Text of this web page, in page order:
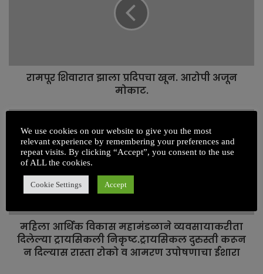
रामपूर शिवारात झाला प्रदिपचा खून. आरोपी अजून
मोकाट.
महिला आर्थिक विकास महामंडळाने व्यवसायाकरीता
दिलेल्या ट्रायसिकली निकृष्ट.ट्रायसिकल दुरुस्ती करून
न दिल्यास रास्ता रोको व आमरण उपोषणाचा ईशारा
We use cookies on our website to give you the most
relevant experience by remembering your preferences and
repeat visits. By clicking “Accept”, you consent to the use
of ALL the cookies.
Cookie Settings Accept